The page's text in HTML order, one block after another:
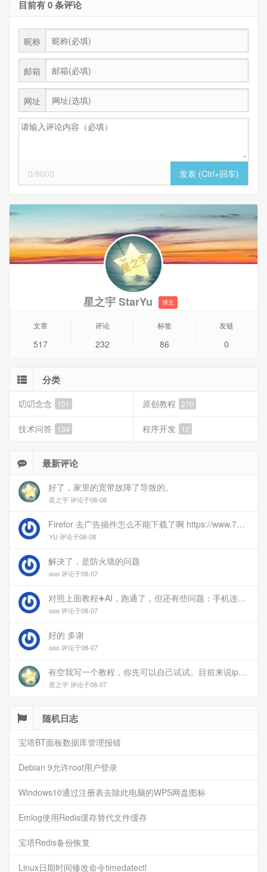
目前有 0 条评论
昵称
邮箱
网址
0/8000
星之宇 StarYu 博主
文章
517
评论
232
标签
86
友链
0
分类
叨叨念念 101 原创教程 270
技术问答 134 程序开发 12
最新评论
好了，家里的宽带故障了导致的。
星之宇 评论于08-08
Firefor 去广告插件怎么不能下载了啊 https://www.77bx.com/312.html
YU 评论于08-08
解决了，是防火墙的问题
ooo 评论于08-07
对照上面教程➕AI，跑通了，但还有些问题：手机连上vpn后，部分家里内网的服务能访问（内网的Debian服务器可以），部分不能(routeros网页），不知道问题出在哪
ooo 评论于08-07
好的 多谢
ooo 评论于08-07
有空我写一个教程，你先可以自己试试。目前来说ipv6应该没问题的。
星之宇 评论于08-07
随机日志
宝塔BT面板数据库管理报错
Debian 9允许root用户登录
Windows10通过注册表去除此电脑的WPS网盘图标
Emlog使用Redis缓存替代文件缓存
宝塔Redis备份恢复
Linux日期时间修改命令timedatectl